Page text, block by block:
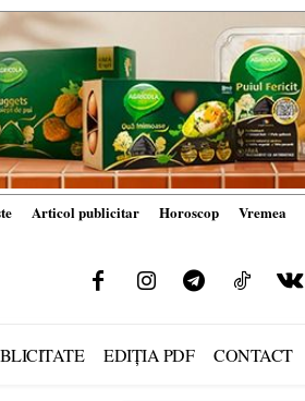
Articol publicitar Horoscop Vremea
EDIȚIA PDF CONTACT